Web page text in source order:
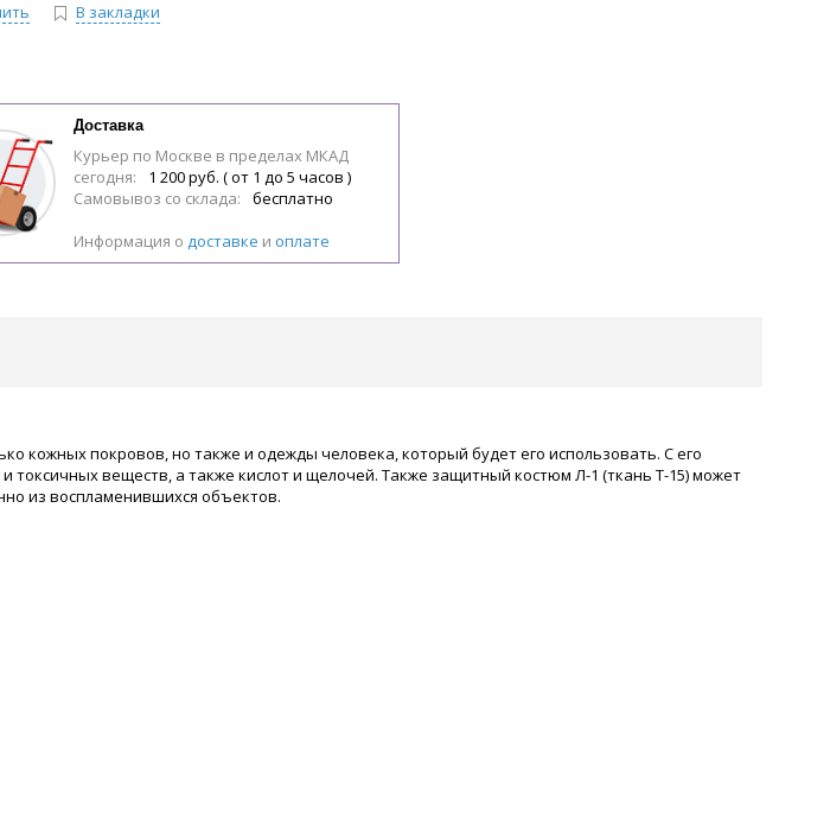
В закладки
Доставка
Курьер по Москве в пределах МКАД
сегодня:
1 200 руб. ( от 1 до 5 часов )
Самовывоз со склада:
бесплатно
Информация о доставке и оплате
кожных покровов, но также и одежды человека, который будет его использовать. С его
веществ, а также кислот и щелочей. Также защитный костюм Л-1 (ткань Т-15) может
из воспламенившихся объектов.